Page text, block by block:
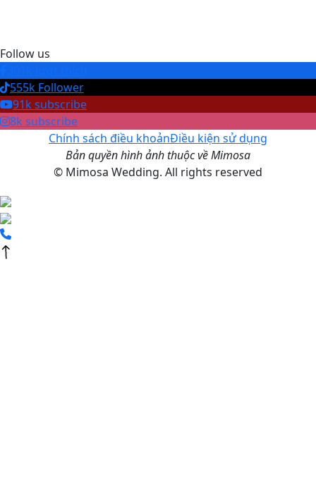
Follow us
555k Follower
91k subscribe
8k subscribe
Chính sách điều khoảnĐiều kiện sử dụng
Bản quyền hình ảnh thuộc về Mimosa
© Mimosa Wedding. All rights reserved